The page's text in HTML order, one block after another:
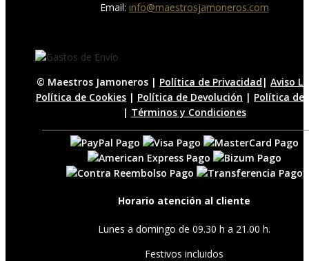
Email: info@maestrosjamoneros.com
© Maestros Jamoneros | Política de Privacidad |Aviso
Política de Cookies | Política de Devolución | Política de
| Términos y Condiciones
Horario atención al cliente
Lunes a domingo de 09.30 h a 21.00 h.
Festivos incluidos